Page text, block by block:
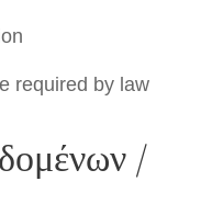
required by law
/